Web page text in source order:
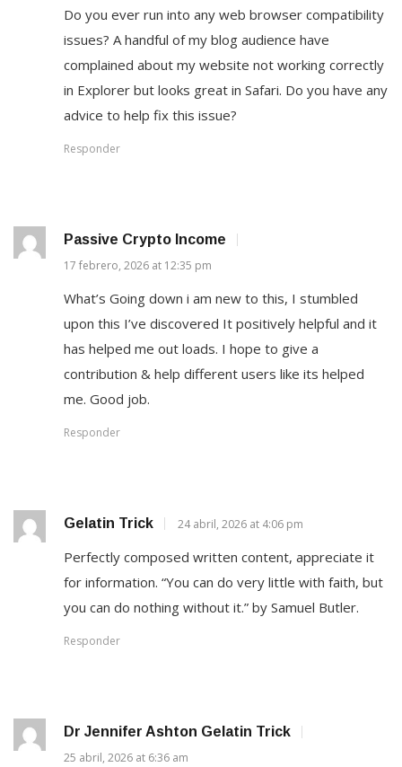
Do you ever run into any web browser compatibility
issues? A handful of my blog audience have
complained about my website not working correctly
in Explorer but looks great in Safari. Do you have any
advice to help fix this issue?
Responder
Passive Crypto Income
17 febrero, 2026 at 12:35 pm
What’s Going down i am new to this, I stumbled
upon this I’ve discovered It positively helpful and it
has helped me out loads. I hope to give a
contribution & help different users like its helped
me. Good job.
Responder
Gelatin Trick 24 abril, 2026 at 4:06 pm
Perfectly composed written content, appreciate it
for information. “You can do very little with faith, but
you can do nothing without it.” by Samuel Butler.
Responder
Dr Jennifer Ashton Gelatin Trick
25 abril, 2026 at 6:36 am